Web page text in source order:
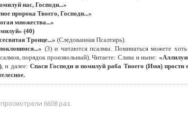
нас, Господи...»
пророка Твоего, Господи...»
множества...»
(40)
Троице...» (Следованная Псалтирь).
(3) и читаются псалмы. Поминаться можете
порядок произвольный). Читаете: Слава и ныне:
, и далее: Спаси Господи и помилуй раба Твоего (Имя) прости
6608 раз.